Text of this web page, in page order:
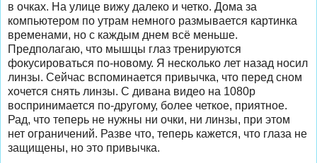
в очках. На улице вижу далеко и четко. Дома за
компьютером по утрам немного размывается картинка
временами, но с каждым днем всё меньше.
Предполагаю, что мышцы глаз тренируются
фокусироваться по-новому. Я несколько лет назад носил
линзы. Сейчас вспоминается привычка, что перед сном
хочется снять линзы. С дивана видео на 1080p
воспринимается по-другому, более четкое, приятное.
Рад, что теперь не нужны ни очки, ни линзы, при этом
нет ограничений. Разве что, теперь кажется, что глаза не
защищены, но это привычка.